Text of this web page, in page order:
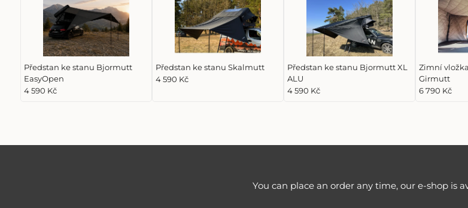
Předstan ke stanu Bjormutt
EasyOpen
4 590 Kč
Předstan ke stanu Skalmutt
4 590 Kč
Předstan ke stanu Bjormutt XL
ALU
4 590 Kč
Zimní
Girmutt
6 790 Kč
You can place an order any time, our e-shop is